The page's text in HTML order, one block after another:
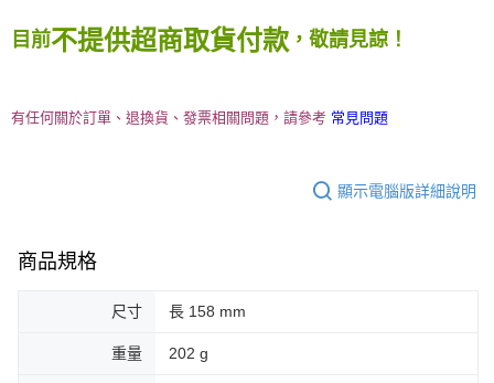
目前不提供超商取貨付款 ，敬請見諒！
有任何關於訂單、退換貨、發票相關問題，請參考 常見問題
顯示電腦版詳細說明
商品規格
尺寸 長 158 mm
重量 202 g